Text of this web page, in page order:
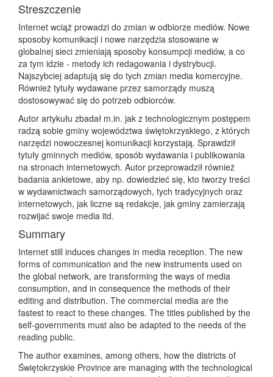
Streszczenie
Internet wciąż prowadzi do zmian w odbiorze mediów. Nowe
sposoby komunikacji i nowe narzędzia stosowane w
globalnej sieci zmieniają sposoby konsumpcji mediów, a co
za tym idzie - metody ich redagowania i dystrybucji.
Najszybciej adaptują się do tych zmian media komercyjne.
Również tytuły wydawane przez samorządy muszą
dostosowywać się do potrzeb odbiorców.
Autor artykułu zbadał m.in. jak z technologicznym postępem
radzą sobie gminy województwa świętokrzyskiego, z których
narzędzi nowoczesnej komunikacji korzystają. Sprawdził
tytuły gminnych mediów, sposób wydawania i publikowania
na stronach internetowych. Autor przeprowadził również
badania ankietowe, aby np. dowiedzieć się, kto tworzy treści
w wydawnictwach samorządowych, tych tradycyjnych oraz
internetowych, jak liczne są redakcje, jak gminy zamierzają
rozwijać swoje media itd.
Summary
Internet still induces changes in media reception. The new
forms of communication and the new instruments used on
the global network, are transforming the ways of media
consumption, and in consequence the methods of their
editing and distribution. The commercial media are the
fastest to react to these changes. The titles published by the
self-governments must also be adapted to the needs of the
reading public.
The author examines, among others, how the districts of
Świętokrzyskie Province are managing with the technological